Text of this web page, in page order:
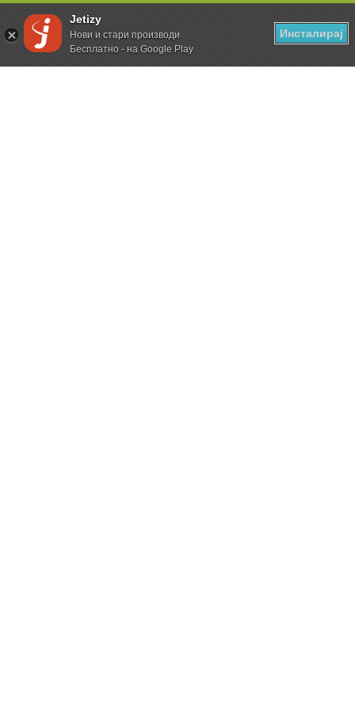
Jetizy
Нови и стари производи
Бесплатно - на Google Play
Инсталирај